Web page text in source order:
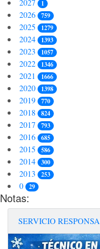
2027 1
2026 759
2025 1279
2024 1393
2023 1057
2022 1346
2021 1666
2020 1398
2019 770
2018 824
2017 793
2016 685
2015 586
2014 300
2013 253
0 29
Notas:
SERVICIO